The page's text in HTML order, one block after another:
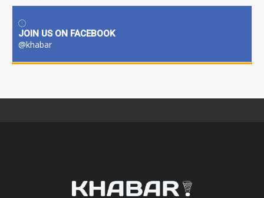
JOIN US ON FACEBOOK
@khabar